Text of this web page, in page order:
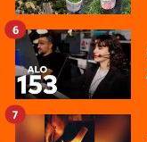
6
7